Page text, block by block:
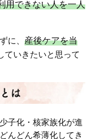
用できない人を一人
に、 産後ケアを当
ていきたいと思って
子化・核家族化が進
んどん希薄化してき